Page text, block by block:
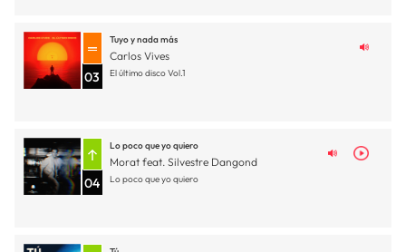
03
Tuyo y nada más
Carlos Vives
El último disco Vol.1
04
Lo poco que yo quiero
Morat feat. Silvestre Dangond
Lo poco que yo quiero